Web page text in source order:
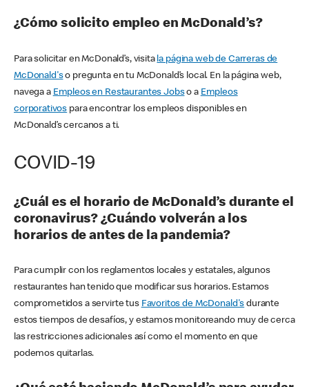
¿Cómo solicito empleo en McDonald’s?
Para solicitar en McDonald’s, visita la página web de Carreras de
McDonald'so pregunta en tu McDonald’s local. En la página web,
navega a Empleos en Restaurantes Jobso a Empleos
corporativos para encontrar los empleos disponibles en
McDonald’s cercanos a ti.
COVID-19
¿Cuál es el horario de McDonald’s durante el
coronavirus? ¿Cuándo volverán a los
horarios de antes de la pandemia?
Para cumplir con los reglamentos locales y estatales, algunos
restaurantes han tenido que modificar sus horarios. Estamos
comprometidos a servirte tus Favoritos de McDonald's durante
estos tiempos de desafíos, y estamos monitoreando muy de cerca
las restricciones adicionales así como el momento en que
podemos quitarlas.